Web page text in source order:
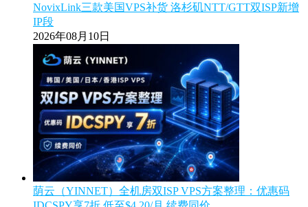
NovixLink三款美国VPS补货 洛杉矶NTT/GTT双ISP新增
IP段
2026年08月10日
荫云（YINNET）全机房双ISP VPS方案整理：优惠码